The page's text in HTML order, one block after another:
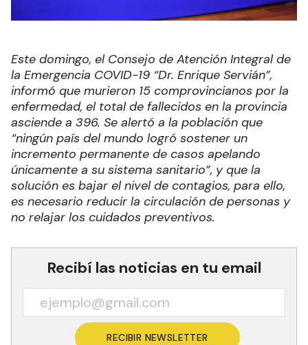
Este domingo, el Consejo de Atención Integral de
la Emergencia COVID-19 “Dr. Enrique Servián”,
informó que murieron 15 comprovincianos por la
enfermedad, el total de fallecidos en la provincia
asciende a 396. Se alertó a la población que
“ningún país del mundo logró sostener un
incremento permanente de casos apelando
únicamente a su sistema sanitario”, y que la
solución es bajar el nivel de contagios, para ello,
es necesario reducir la circulación de personas y
no relajar los cuidados preventivos.
Recibí las noticias en tu email
RECIBIR NEWSLETTER